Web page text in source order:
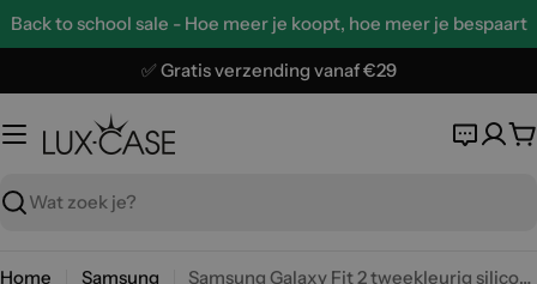
Ga
inhoud
Back to school sale - Hoe meer je koopt, hoe meer je bespaart
✅ Gratis verzending vanaf €29
Zoeken
Home Samsung Samsung Galaxy Fit 2 tweekleurig siliconenn armband - Grijs / Blauw